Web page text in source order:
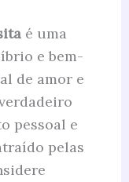
é uma
e bem-
de amor e
pessoal e
pelas